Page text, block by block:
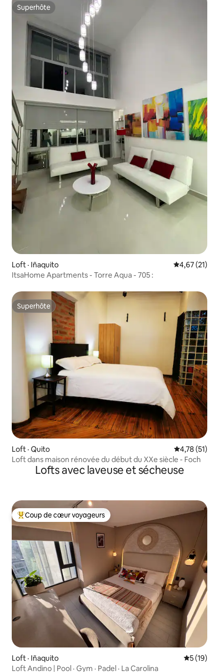
Superhôte
Superhôte
Loft · Iñaquito Note
4,67 (21)
ItsaHome Apartments - Torre Aqua - 705 :
Superhôte
Superhôte
Loft · Quito Note
4,78 (51)
Loft dans maison rénovée du début du XXe siècle - Foch
Lofts avec laveuse et sécheuse
Coup de cœur voyageurs parmi les plus aimés
Coup de cœur voyageurs
Loft · Iñaquito Note
5 (19)
Loft Andino | Pool · Gym · Padel · La Carolina